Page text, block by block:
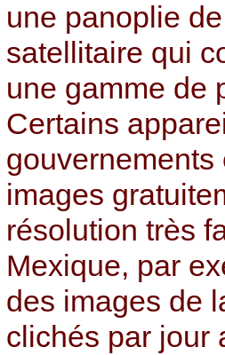
une panoplie
satellitaire qui
une gamme de
Certains
images
résolution très
Mexique, par
des images de
clichés par jour